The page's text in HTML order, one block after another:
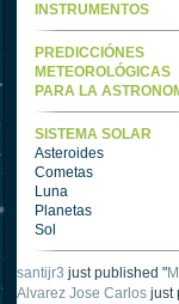
INSTRUMENTOS
PREDICCIÓNES
METEOROLÓGICAS
PARA LA
SISTEMA SOLAR
Asteroides
Cometas
Luna
Planetas
Sol
santijr3 just published "
Alvarez Jose Carlos just